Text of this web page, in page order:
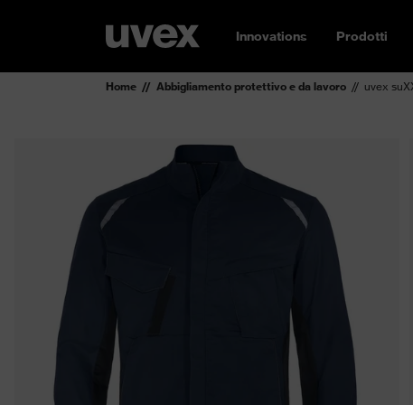
Innovations Prodotti
Home Abbigliamento protettivo e da lavoro uvex